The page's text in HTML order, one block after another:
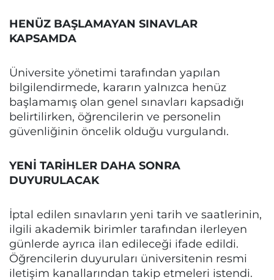
HENÜZ BAŞLAMAYAN SINAVLAR
KAPSAMDA
Üniversite yönetimi tarafından yapılan
bilgilendirmede, kararın yalnızca henüz
başlamamış olan genel sınavları kapsadığı
belirtilirken, öğrencilerin ve personelin
güvenliğinin öncelik olduğu vurgulandı.
YENİ TARİHLER DAHA SONRA
DUYURULACAK
İptal edilen sınavların yeni tarih ve saatlerinin,
ilgili akademik birimler tarafından ilerleyen
günlerde ayrıca ilan edileceği ifade edildi.
Öğrencilerin duyuruları üniversitenin resmi
iletişim kanallarından takip etmeleri istendi.